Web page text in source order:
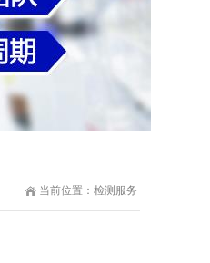
当前位置： 检测服务